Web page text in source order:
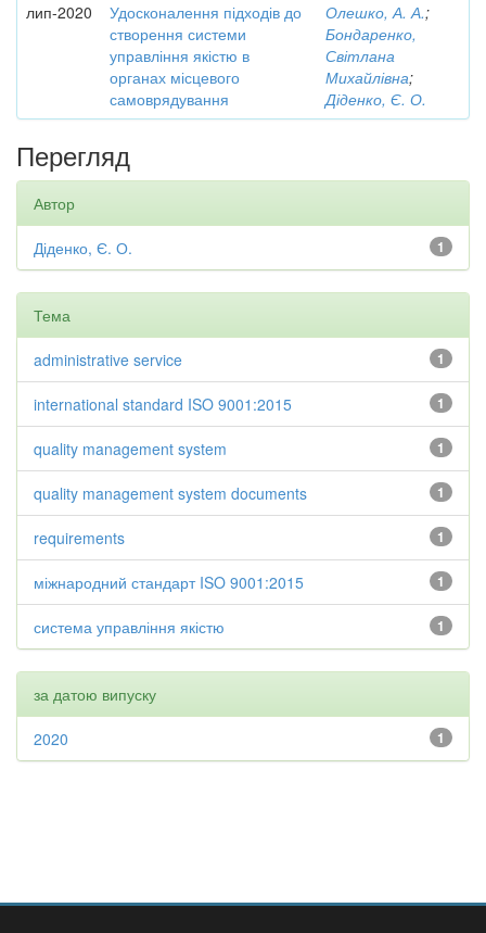
лип-2020
Удосконалення підходів до
створення системи
управління якістю в
органах місцевого
самоврядування
Олешко, А. А.;
Бондаренко,
Світлана
Михайлівна;
Діденко, Є. О.
Перегляд
Автор
1
Діденко, Є. О.
Тема
1
administrative service
1
international standard ISO 9001:2015
1
quality management system
1
quality management system documents
1
requirements
1
міжнародний стандарт ISO 9001:2015
1
система управління якістю
за датою випуску
1
2020